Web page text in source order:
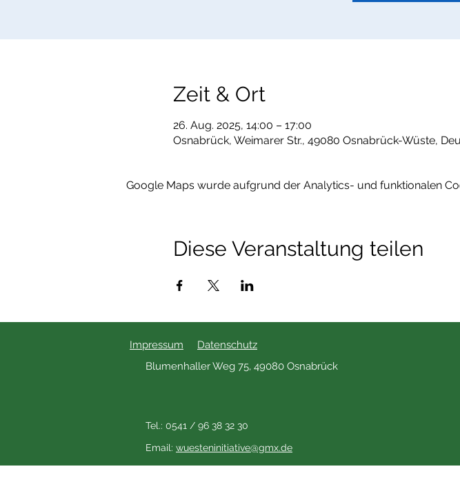
Zeit & Ort
26. Aug. 2025, 14:00 – 17:00
Osnabrück, Weimarer Str., 49080 Osnabrück-Wüste,
Google Maps wurde aufgrund der Analytics- und funktionalen
Diese Veranstaltung teilen
Impressum
Datenschutz
Blumenhaller Weg 75, 49080 Osnabrück
Tel.: 0541 / 96 38 32 30
Email: wuesteninitiative@gmx.de